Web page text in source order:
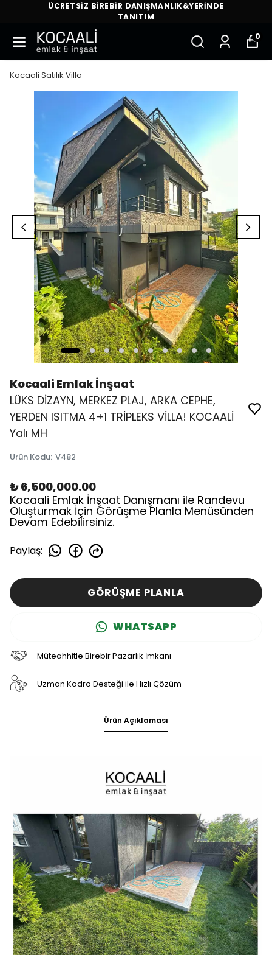
ÜCRETSİZ BİREBİR DANIŞMANLIK&YERİNDE
TANITIM
0
Kocaali Satılık Villa
Kocaali Emlak İnşaat
LÜKS DİZAYN, MERKEZ PLAJ, ARKA CEPHE,
YERDEN ISITMA 4+1 TRİPLEKS VİLLA! KOCAALİ
Yalı MH
Ürün Kodu: V482
₺ 6,500,000.00
Kocaali Emlak İnşaat Danışmanı ile Randevu
Oluşturmak İçin Görüşme Planla Menüsünden
Devam Edebilirsiniz.
Paylaş:
GÖRÜŞME PLANLA
WHATSAPP
Müteahhitle Birebir Pazarlık İmkanı
Uzman Kadro Desteği ile Hızlı Çözüm
Ürün Açıklaması